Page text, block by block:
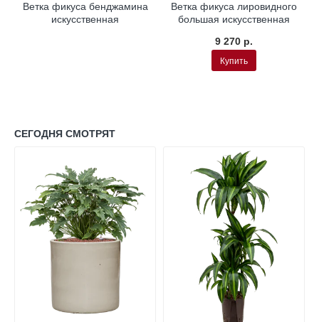
Ветка фикуса бенджамина
искусственная
Ветка фикуса лировидного
большая искусственная
9 270 р.
Купить
СЕГОДНЯ СМОТРЯТ